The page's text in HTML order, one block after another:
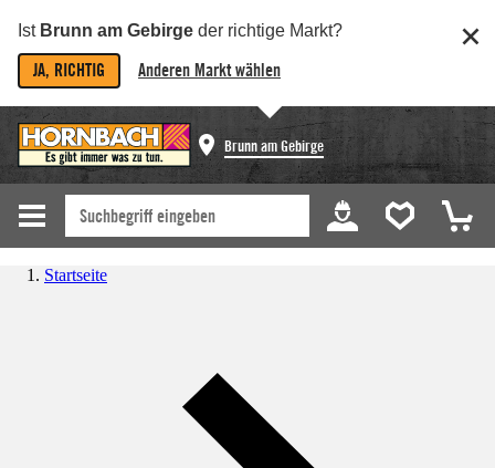
Ist Brunn am Gebirge der richtige Markt?
JA, RICHTIG Anderen Markt wählen
Brunn am Gebirge
Startseite